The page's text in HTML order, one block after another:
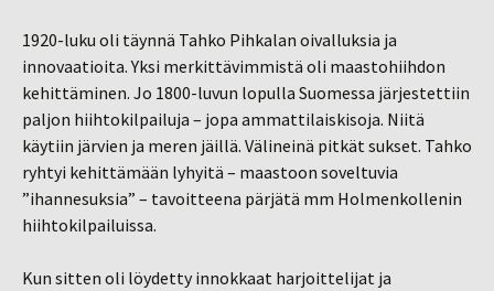
1920-luku oli täynnä Tahko Pihkalan oivalluksia ja
innovaatioita. Yksi merkittävimmistä oli maastohiihdon
kehittäminen. Jo 1800-luvun lopulla Suomessa järjestettiin
paljon hiihtokilpailuja – jopa ammattilaiskisoja. Niitä
käytiin järvien ja meren jäillä. Välineinä pitkät sukset. Tahko
ryhtyi kehittämään lyhyitä – maastoon soveltuvia
”ihannesuksia” – tavoitteena pärjätä mm Holmenkollenin
hiihtokilpailuissa.
Kun sitten oli löydetty innokkaat harjoittelijat ja